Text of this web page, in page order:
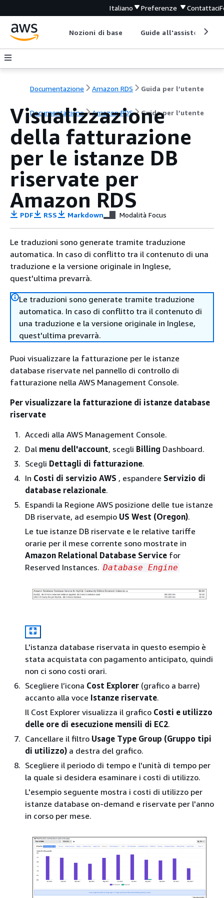
Italiano Preferenze Contattaci
Nozioni di base Guide all'assistenza
Documentazione Amazon RDS Guida per l’utente
Documentazione Amazon RDS Guida per l’utente
Visualizzazione
della fatturazione
per le istanze DB
riservate per
Amazon RDS
PDF RSS Markdown Modalità Focus
Le traduzioni sono generate tramite traduzione
automatica. In caso di conflitto tra il contenuto di una
traduzione e la versione originale in Inglese,
quest'ultima prevarrà.
Le traduzioni sono generate tramite traduzione
automatica. In caso di conflitto tra il contenuto di
una traduzione e la versione originale in Inglese,
quest'ultima prevarrà.
Puoi visualizzare la fatturazione per le istanze
database riservate nel pannello di controllo di
fatturazione nella AWS Management Console.
Per visualizzare la fatturazione di istanze database
riservate
Accedi alla AWS Management Console.
Dal menu dell'account, scegli Billing Dashboard.
Scegli Dettagli di fatturazione.
In Costi di servizio AWS , espandere Servizio di
database relazionale.
Espandi la Regione AWS posizione delle tue istanze
DB riservate, ad esempio US West (Oregon).
Le tue istanze DB riservate e le relative tariffe
orarie per il mese corrente sono mostrate in
Amazon Relational Database Service for
Reserved Instances. Database Engine
L'istanza database riservata in questo esempio è
stata acquistata con pagamento anticipato, quindi
non ci sono costi orari.
Scegliere l’icona Cost Explorer (grafico a barre)
accanto alla voce Istanze riservate.
Il Cost Explorer visualizza il grafico Costi e utilizzo
delle ore di esecuzione mensili di EC2.
Cancellare il filtro Usage Type Group (Gruppo tipi
di utilizzo) a destra del grafico.
Scegliere il periodo di tempo e l'unità di tempo per
la quale si desidera esaminare i costi di utilizzo.
L'esempio seguente mostra i costi di utilizzo per
istanze database on-demand e riservate per l'anno
in corso per mese.